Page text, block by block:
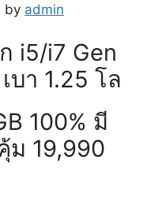
by admin
i5/i7 Gen
บา 1.25 โล
100% มี
ม 19,990